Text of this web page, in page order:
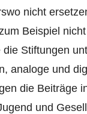
nicht
Beispiel
Stiftungen
analoge und
die Beiträge
und